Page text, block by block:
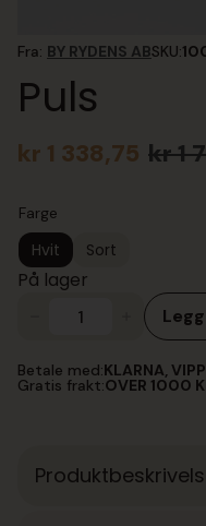
Fra: BY RYDENS ABSKU:
Puls
kr1
Opprinnelig
var:
kr 1
785,00.
kr 1 338,75
Nåværende
er:
kr 1
338,75.
Farge
Hvit Sort
På lager
Betale med:KLARNA,
Gratis frakt:OVER 1000